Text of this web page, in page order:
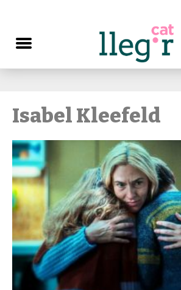
Isabel Kleefeld